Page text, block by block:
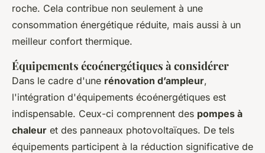
roche. Cela contribue non seulement à une
consommation énergétique réduite, mais aussi à un
meilleur confort thermique.
Équipements écoénergétiques à considérer
Dans le cadre d'une rénovation d’ampleur,
l'intégration d'équipements écoénergétiques est
indispensable. Ceux-ci comprennent des pompes à
chaleur et des panneaux photovoltaïques. De tels
équipements participent à la réduction significative de